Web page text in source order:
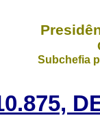
Subchefia